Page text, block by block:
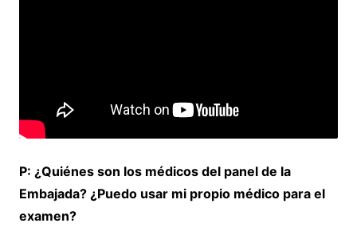
P: ¿Quiénes son los médicos del panel de la
Embajada? ¿Puedo usar mi propio médico para el
examen?